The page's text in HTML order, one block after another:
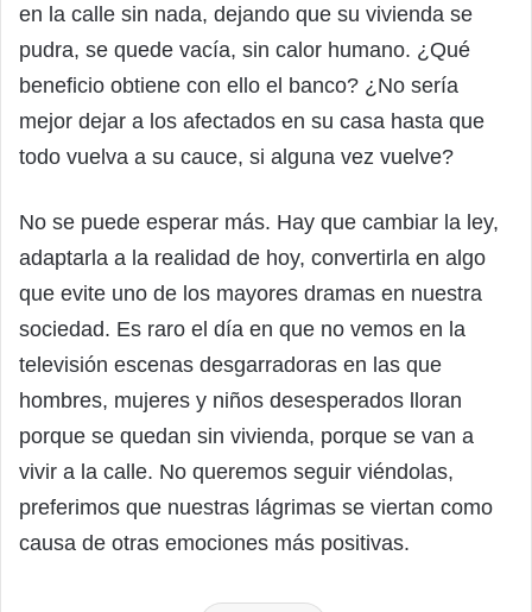
en la calle sin nada, dejando que su vivienda se
pudra, se quede vacía, sin calor humano. ¿Qué
beneficio obtiene con ello el banco? ¿No sería
mejor dejar a los afectados en su casa hasta que
todo vuelva a su cauce, si alguna vez vuelve?
No se puede esperar más. Hay que cambiar la ley,
adaptarla a la realidad de hoy, convertirla en algo
que evite uno de los mayores dramas en nuestra
sociedad. Es raro el día en que no vemos en la
televisión escenas desgarradoras en las que
hombres, mujeres y niños desesperados lloran
porque se quedan sin vivienda, porque se van a
vivir a la calle. No queremos seguir viéndolas,
preferimos que nuestras lágrimas se viertan como
causa de otras emociones más positivas.